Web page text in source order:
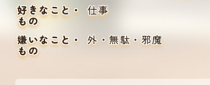
好きなこと・
もの
仕事
嫌いなこと・
もの
外・無駄・邪魔